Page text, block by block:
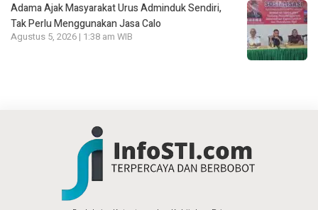
Adama Ajak Masyarakat Urus Adminduk Sendiri,
Tak Perlu Menggunakan Jasa Calo
Agustus 5, 2026 | 1:38 am WIB